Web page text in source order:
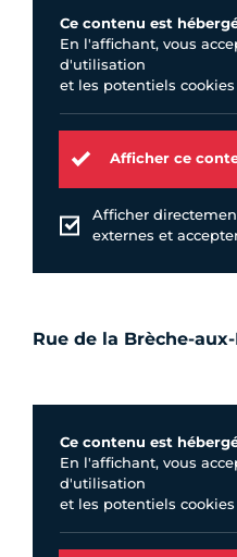
Ce contenu est
En l'affichant, vous
d'utilisation
et les potentiels
Afficher ce
Afficher
externes et
Rue de la Brèche-aux-
Ce contenu est
En l'affichant, vous
d'utilisation
et les potentiels